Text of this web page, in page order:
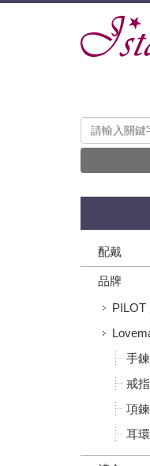
配戴
品牌
PILOT
手
戒指
項
耳環